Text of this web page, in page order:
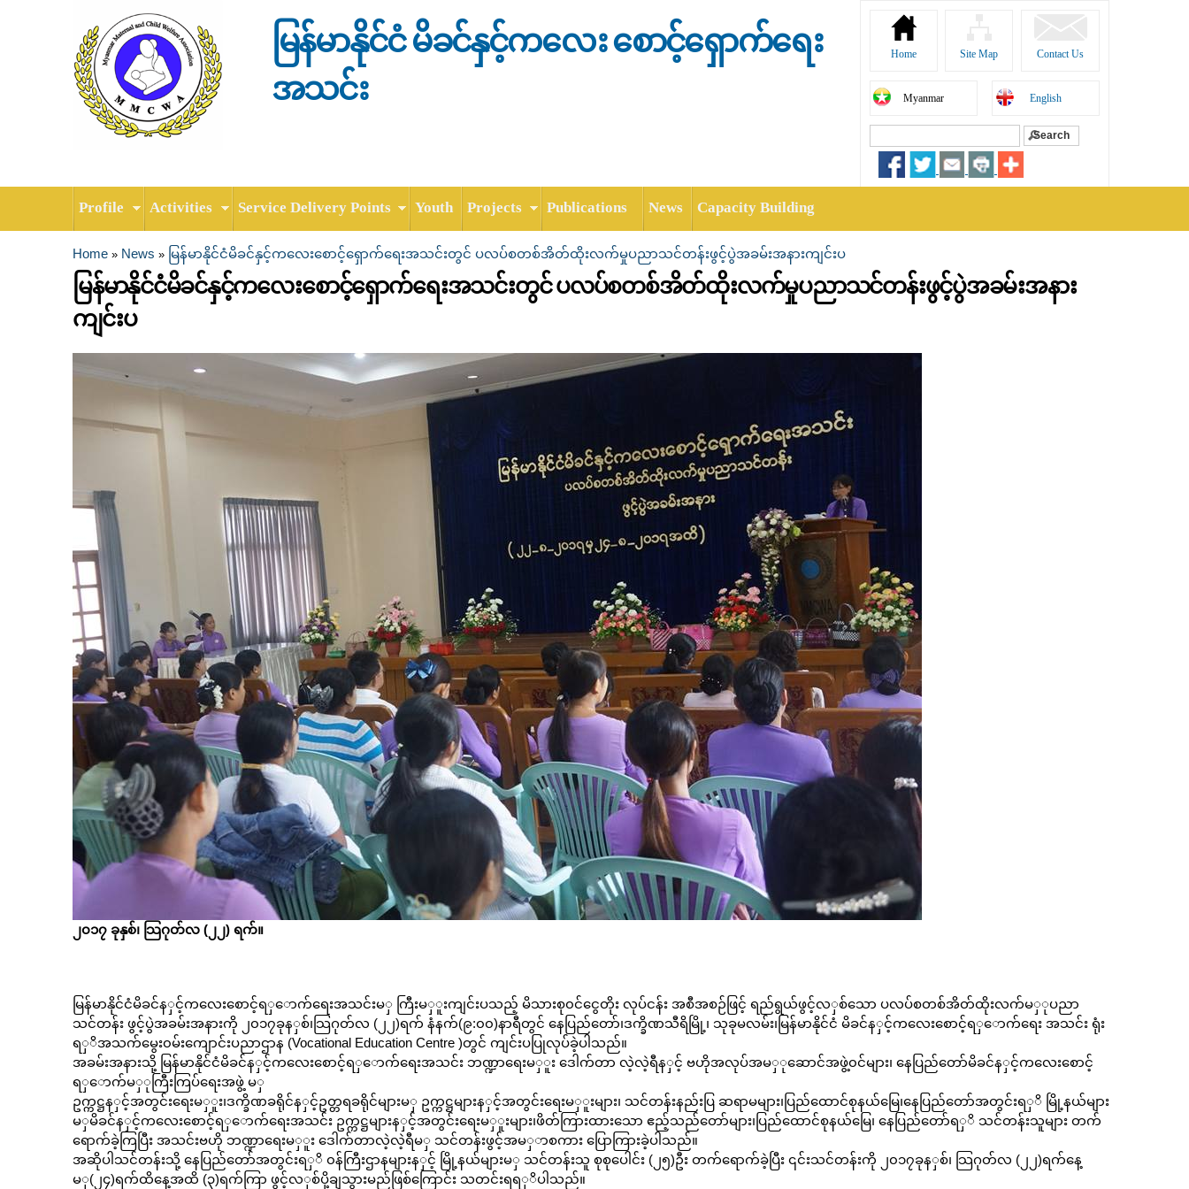
content
မြန်မာနိုင်ငံ မိခင်နှင့်ကလေး စောင့်ရှောက်ရေး
အသင်း
Home Site Map Contact Us
Myanmar English
Search form
Profile Activities Service Delivery Points Youth Projects Publications News Capacity Building
You are here
Home » News » မြန်မာနိုင်ငံမိခင်နှင့်ကလေးစောင့်ရှောက်ရေးအသင်းတွင် ပလပ်စတစ်အိတ်ထိုးလက်မှုပညာသင်တန်းဖွင့်ပွဲအခမ်းအနားကျင်းပ
မြန်မာနိုင်ငံမိခင်နှင့်ကလေးစောင့်ရှောက်ရေးအသင်းတွင် ပလပ်စတစ်အိတ်ထိုးလက်မှုပညာသင်တန်းဖွင့်ပွဲအခမ်းအနား
ကျင်းပ
၂၀၁၇ ခုနှစ်၊ သြဂုတ်လ (၂၂) ရက်။
မြန်မာနိုင်ငံမိခင်နှင့်ကလေးစောင့်ရှောက်ရေးအသင်းမှ ကြီးမှူးကျင်းပသည့် မိသားစု၀င်ငွေတိုး လုပ်ငန်း အစီအစဉ်ဖြင့် ရည်ရွယ်ဖွင့်လှစ်သော ပလပ်စတစ်အိတ်ထိုးလက်မှုပညာ
သင်တန်း ဖွင့်ပွဲအခမ်းအနားကို
၂၀၁၇ခုနှစ်၊သြဂုတ်လ (၂၂)ရက် နံနက်(၉:၀၀)နာရီတွင် နေပြည်တော်၊ဒက္ခိဏသီရိမြို့၊ သုခုမလမ်း၊မြန်မာနိုင်ငံ မိခင်နှင့်ကလေးစောင့်ရှောက်ရေး အသင်း ရုံး
ရှိအသက်မွေး၀မ်းကျောင်းပညာဌာန (Vocational Education Centre )တွင် ကျင်းပပြုလုပ်ခဲ့ပါသည်။
အခမ်းအနားသို့ မြန်မာနိုင်ငံမိခင်နှင့်ကလေးစောင့်ရှောက်ရေးအသင်း ဘဏ္ဍာရေးမှူး ဒေါက်တာ လဲ့လဲ့ရီနှင့် ဗဟိုအလုပ်အမှုဆောင်အဖွဲ့၀င်များ၊ နေပြည်တော်မိခင်နှင့်ကလေးစောင့်
ရှောက်မှုကြီးကြပ်ရေးအဖွဲ့ မှ
ဥက္ကဋ္ဌနှင့်အတွင်းရေးမှူး၊ဒက္ခိဏခရိုင်နှင့်ဥတ္တရခရိုင်များမှ ဥက္ကဋ္ဌများနှင့်အတွင်းရေးမှူးများ၊ သင်တန်းနည်းပြ ဆရာမများ၊ပြည်ထောင်စုနယ်မြေ၊နေပြည်တော်အတွင်းရှိ မြို့နယ်များ
မှမိခင်နှင့်ကလေးစောင့်ရှောက်ရေးအသင်း ဥက္ကဋ္ဌများနှင့်အတွင်းရေးမှူးများ၊ဖိတ်ကြားထားသော ဧည့်သည်တော်များ၊ပြည်ထောင်စုနယ်မြေ၊ နေပြည်တော်ရှိ သင်တန်းသူများ တက်
ရောက်ခဲ့ကြပြီး အသင်းဗဟို ဘဏ္ဍာရေးမှူး ဒေါက်တာလဲ့လဲ့ရီမှ သင်တန်းဖွင့်အမှာစကား ပြောကြားခဲ့ပါသည်။
အဆိုပါသင်တန်းသို့ နေပြည်တော်အတွင်းရှိ ၀န်ကြီးဌာနများနှင့် မြို့နယ်များမှ သင်တန်းသူ စုစုပေါင်း (၂၅)ဦး တက်ရောက်ခဲ့ပြီး ၎င်းသင်တန်းကို ၂၀၁၇ခုနှစ်၊ သြဂုတ်လ (၂၂)ရက်နေ့
မှ(၂၄)ရက်ထိနေ့အထိ (၃)ရက်ကြာ ဖွင့်လှစ်ပို့ချသွားမည်ဖြစ်ကြောင်း သတင်းရရှိပါသည်။